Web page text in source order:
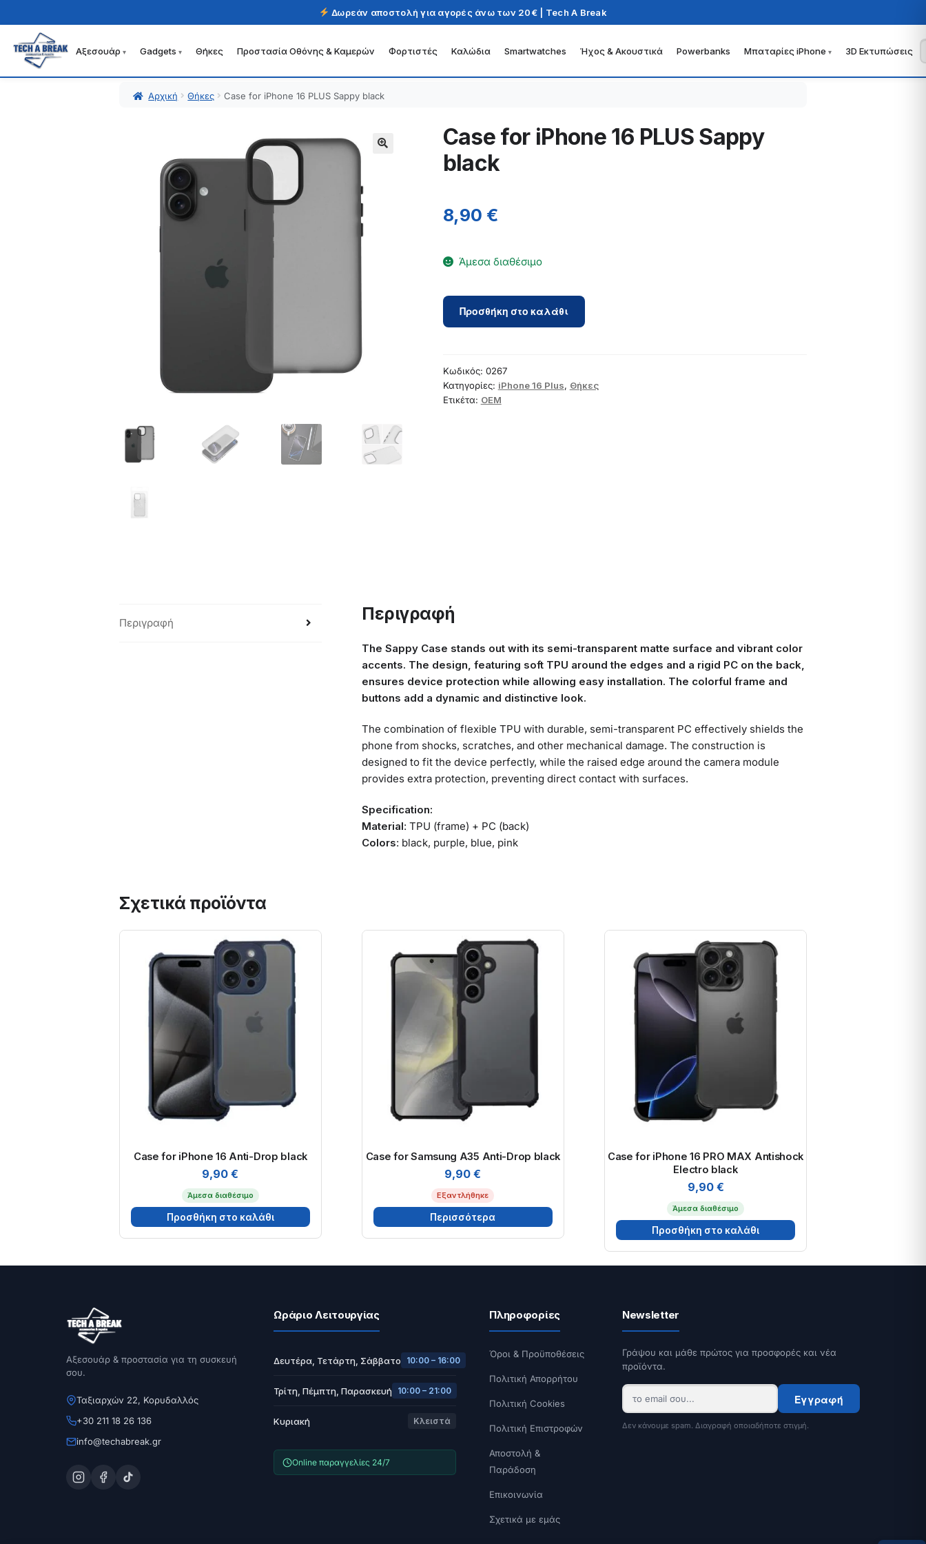
Δωρεάν αποστολή για αγορές άνω των 20€ | Tech A Break
Απευθείας
μετάβαση
Μετάβαση
σε
Αξεσουάρ Gadgets Θήκες Προστασία Οθόνης & Καμερών Φορτιστές Καλώδια Smartwatches Ήχος & Ακουστικά Powerbanks Μπαταρίες iPhone 3D Εκτυπώσεις
Αρχική Θήκες Case for iPhone 16 PLUS Sappy black
Case for iPhone 16 PLUS Sappy
black
8,90 €
Άμεσα διαθέσιμο
Case
PLUS
Sappy
black
Προσθήκη στο καλάθι
Κωδικός: 0267
Κατηγορίες: iPhone 16 Plus, Θήκες
Ετικέτα: OEM
Περιγραφή Περιγραφή
The Sappy Case stands out with its semi-transparent matte surface and vibrant color
accents. The design, featuring soft TPU around the edges and a rigid PC on the back,
ensures device protection while allowing easy installation. The colorful frame and
buttons add a dynamic and distinctive look.
The combination of flexible TPU with durable, semi-transparent PC effectively shields the
phone from shocks, scratches, and other mechanical damage. The construction is
designed to fit the device perfectly, while the raised edge around the camera module
provides extra protection, preventing direct contact with surfaces.
Specification:
Material: TPU (frame) + PC (back)
Colors: black, purple, blue, pink
Σχετικά προϊόντα
Case for iPhone 16 Anti-Drop black
9,90€
Άμεσα διαθέσιμο
Προσθήκη στο καλάθι
Case for Samsung A35 Anti-Drop black
9,90€
Εξαντλήθηκε
Περισσότερα
Case for iPhone 16 PRO MAX Antishock
Electro black
9,90 €
Άμεσα διαθέσιμο
Προσθήκη στο καλάθι
Αξεσουάρ & προστασία για τη συσκευή
σου.
Ταξιαρχών 22, Κορυδαλλός
+30 211 18 26 136
info@techabreak.gr
Ωράριο Λειτουργίας
Δευτέρα, Τετάρτη, Σάββατο 10:00 – 16:00
Τρίτη, Πέμπτη, Παρασκευή 10:00 – 21:00
Κυριακή Κλειστά
Online παραγγελίες 24/7
Πληροφορίες
Όροι & Προϋποθέσεις
Πολιτική Απορρήτου
Πολιτική Cookies
Πολιτική Επιστροφών
Αποστολή &
Παράδοση
Επικοινωνία
Σχετικά με εμάς
Newsletter
Γράψου και μάθε πρώτος για προσφορές και νέα
προϊόντα.
Εγγραφή
Δεν κάνουμε spam. Διαγραφή οποιαδήποτε στιγμή.